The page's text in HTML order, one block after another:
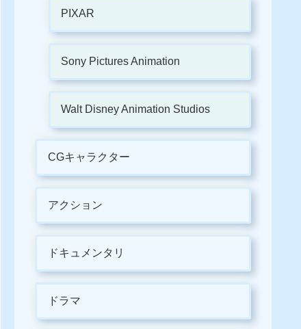
PIXAR
Sony Pictures Animation
Walt Disney Animation Studios
CGキャラクター
アクション
ドキュメンタリ
ドラマ